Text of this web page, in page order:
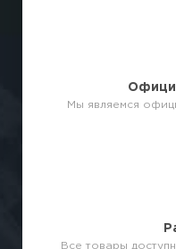
Мы являемся
Все товары